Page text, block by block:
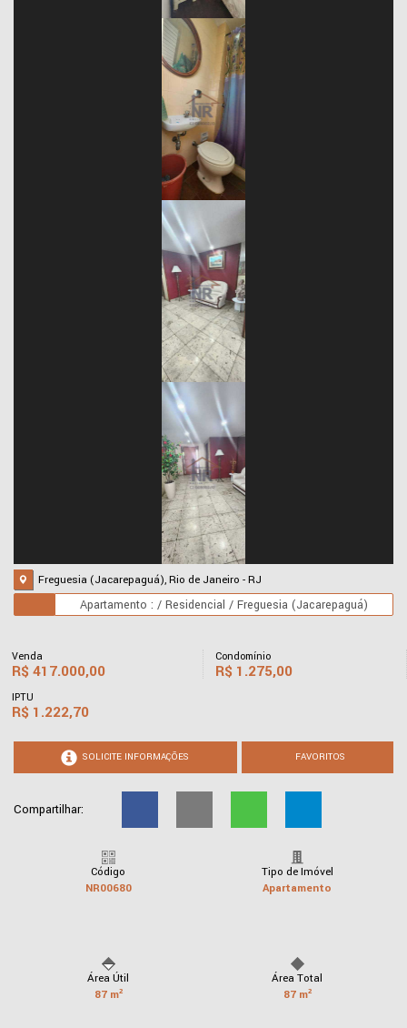
Freguesia (Jacarepaguá), Rio de Janeiro - RJ
Apartamento : / Residencial / Freguesia (Jacarepaguá)
Venda
R$ 417.000,00
Condomínio
R$ 1.275,00
IPTU
R$ 1.222,70
SOLICITE INFORMAÇÕES FAVORITOS
Compartilhar:
Código
NR00680
Tipo de Imóvel
Apartamento
Área Útil
87 m²
Área Total
87 m²